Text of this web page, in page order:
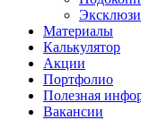
Материалы
Калькулятор
Акции
Портфолио
Полезная
Вакансии